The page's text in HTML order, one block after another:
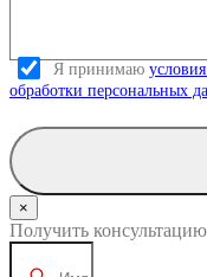
Я принимаю
обработки персональных
×
Получить